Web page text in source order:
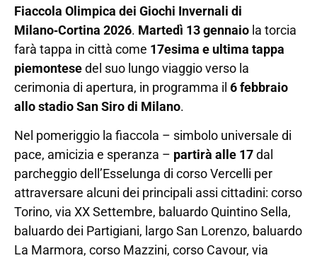
Fiaccola Olimpica dei Giochi Invernali di
Milano‑Cortina 2026. Martedì 13 gennaio la torcia
farà tappa in città come 17esima e ultima tappa
piemontesedel suo lungo viaggio verso la
cerimonia di apertura, in programma il 6 febbraio
allo stadio San Siro di Milano.
Nel pomeriggio la fiaccola – simbolo universale di
pace, amicizia e speranza – partirà alle 17dal
parcheggio dell’Esselunga di corso Vercelli per
attraversare alcuni dei principali assi cittadini: corso
Torino, via XX Settembre, baluardo Quintino Sella,
baluardo dei Partigiani, largo San Lorenzo, baluardo
La Marmora, corso Mazzini, corso Cavour, via